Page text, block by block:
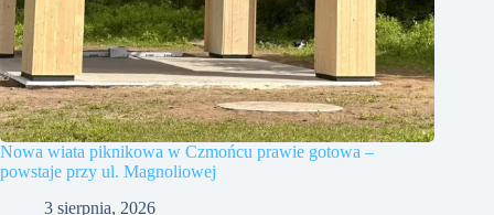
Nowa wiata piknikowa w Czmońcu prawie gotowa –
powstaje przy ul. Magnoliowej
3 sierpnia, 2026